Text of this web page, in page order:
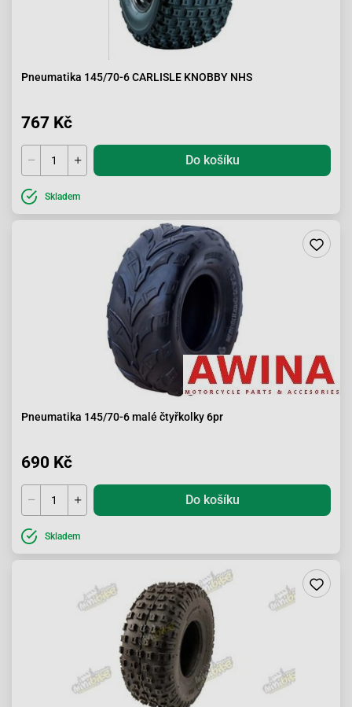
Pneumatika 145/70-6 CARLISLE KNOBBY NHS
767 Kč
Do košíku
Skladem
Pneumatika 145/70-6 malé čtyřkolky 6pr
690 Kč
Do košíku
Skladem